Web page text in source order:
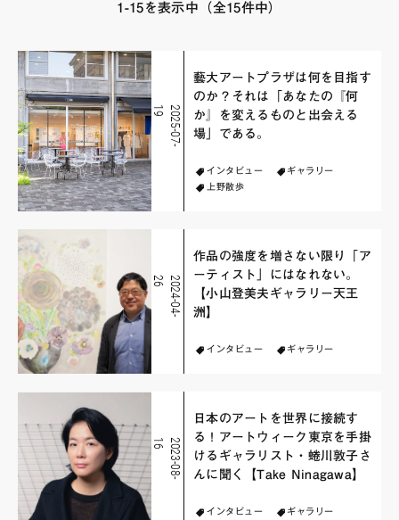
1-15を表示中（全15件中）
2
0
2
5
-
0
7
-
1
9
藝大アートプラザは何を目指す
のか？それは「あなたの『何
か』を変えるものと出会える
場」である。
インタビュー
ギャラリー
上野散歩
2
0
2
4
-
0
4
-
2
6
作品の強度を増さない限り「ア
ーティスト」にはなれない。
【小山登美夫ギャラリー天王
洲】
インタビュー ギャラリー
2
0
2
3
-
0
8
-
1
6
日本のアートを世界に接続す
る！アートウィーク東京を手掛
けるギャラリスト・蜷川敦子さ
んに聞く【Take Ninagawa】
インタビュー ギャラリー